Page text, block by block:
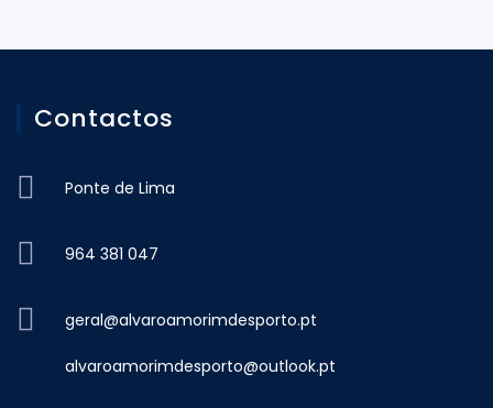
Contactos
Ponte de Lima
964 381 047
geral@alvaroamorimdesporto.pt
alvaroamorimdesporto@outlook.pt